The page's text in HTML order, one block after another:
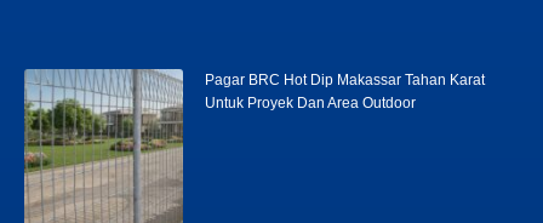
Pagar BRC Hot Dip Makassar Tahan Karat
Untuk Proyek Dan Area Outdoor